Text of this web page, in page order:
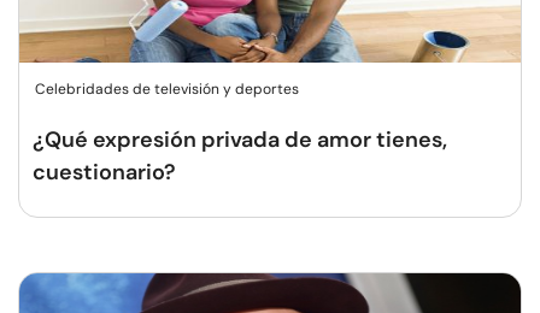
Celebridades de televisión y deportes
¿Qué expresión privada de amor tienes,
cuestionario?